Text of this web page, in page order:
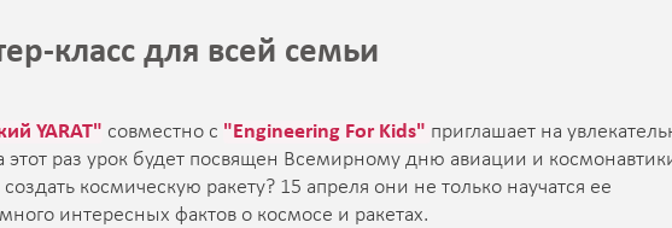
класс для всей семьи
YARAT" совместно с "Engineering For Kids" приглашает на
этот раз урок будет посвящен Всемирному дню авиации и
космическую ракету? 15 апреля они не только научатся ее
интересных фактов о космосе и ракетах.